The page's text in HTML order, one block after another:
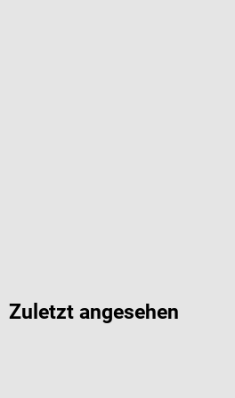
Zuletzt angesehen